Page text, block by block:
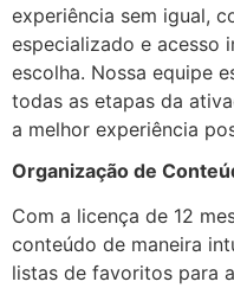
experiência sem igual,
especializado e acesso
escolha. Nossa equipe
todas as etapas da
a melhor experiência
Organização de
Com a licença de 12
conteúdo de maneira
listas de favoritos para